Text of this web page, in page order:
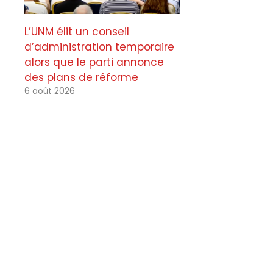
L’UNM élit un conseil
d’administration temporaire
alors que le parti annonce
des plans de réforme
6 août 2026